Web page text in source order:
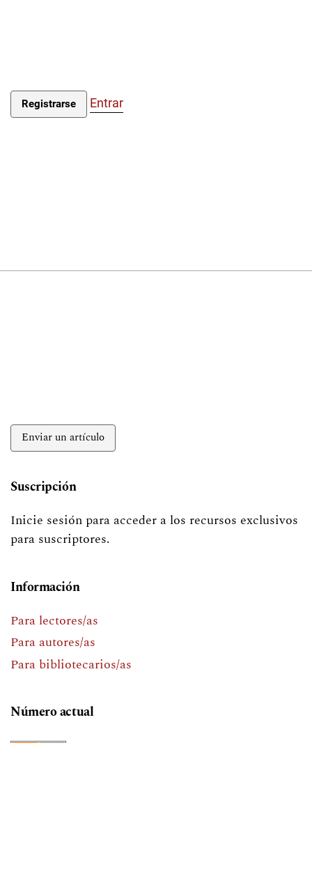
Registrarse Entrar
Enviar un artículo
Suscripción
Inicie sesión para acceder a los recursos exclusivos
para suscriptores.
Información
Para lectores/as
Para autores/as
Para bibliotecarios/as
Número actual